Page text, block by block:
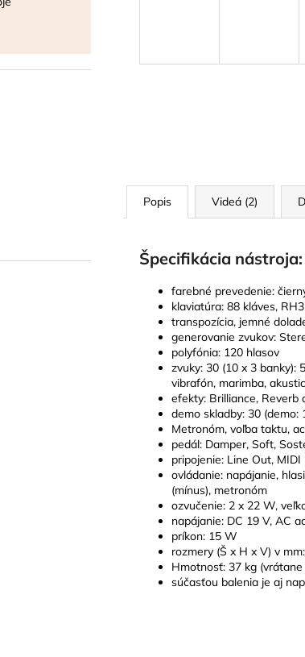
Popis Videá (2)
Špecifikácia nástroja:
farebné prevedenie:
klaviatúra: 88 kláves,
transpozícia, jemné
generovanie zvukov:
polyfónia: 120 hlasov
zvuky: 30 (10 x 3 banky):
vibrafón, marimba,
efekty: Brilliance, Reverb
demo skladby: 30 (demo:
Metronóm, voľba taktu,
pedál: Damper, Soft,
pripojenie: Line Out,
ovládanie: napájanie,
(mínus), metronóm
ozvučenie: 2 x 22 W,
napájanie: DC 19 V, AC
príkon: 15 W
rozmery (Š x H x V) v
Hmotnosť: 37 kg (vrátane
súčasťou balenia je aj